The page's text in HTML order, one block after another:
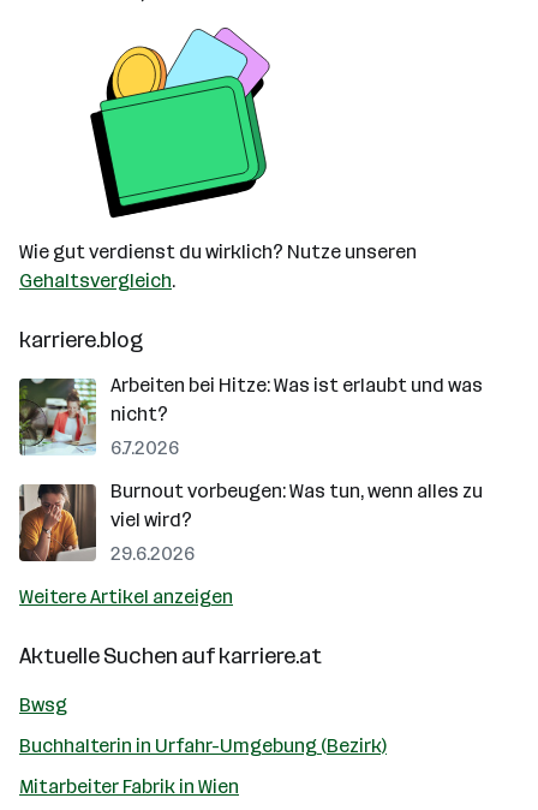
Wie gut verdienst du wirklich? Nutze unseren
Gehaltsvergleich.
karriere.blog
Arbeiten bei Hitze: Was ist erlaubt und was
nicht?
6.7.2026
Burnout vorbeugen: Was tun, wenn alles zu
viel wird?
29.6.2026
Weitere Artikel anzeigen
Aktuelle Suchen aufkarriere.at
Bwsg
Buchhalterin in Urfahr-Umgebung (Bezirk)
Mitarbeiter Fabrik in Wien